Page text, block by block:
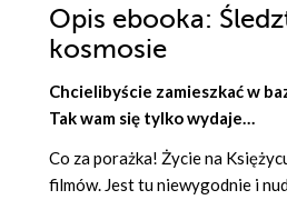
Opis ebooka:
kosmosie
Chcielibyście zamieszkać w
Tak wam się tylko wydaje…
Co za porażka! Życie na
filmów. Jest tu niewygodnie i